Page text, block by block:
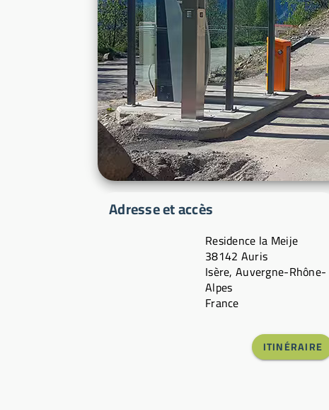
Adresse et accès
Residence la Meije
38142 Auris
Isère, Auvergne-Rhône-
Alpes
France
ITINÉRAIRE